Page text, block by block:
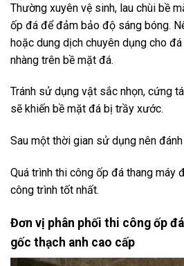
Thường xuyên vệ sinh, lau chùi bề
ốp đá để đảm bảo độ sáng bóng.
hoặc dung dịch chuyên dụng cho
nhàng trên bề mặt đá.
Tránh sử dụng vật sắc nhọn, cứng
sẽ khiến bề mặt đá bị trầy xước.
Sau một thời gian sử dụng nên
Quá trình thi công ốp đá thang máy
công trình tốt nhất.
Đơn vị phân phối thi công ốp
gốc thạch anh cao cấp